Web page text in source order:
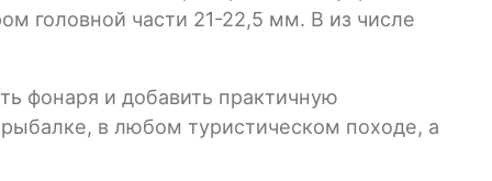
головной части 21-22,5 мм. В из числе
фонаря и добавить практичную
в любом туристическом походе, а